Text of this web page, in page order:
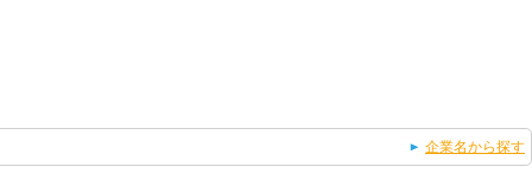
企業名から探す